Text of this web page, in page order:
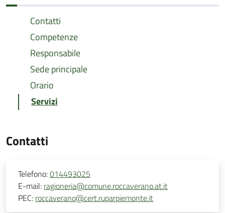
Contatti
Competenze
Responsabile
Sede principale
Orario
Servizi
Contatti
Telefono:014493025
E-mail: ragioneria@comune.roccaverano.at.it
PEC: roccaverano@cert.ruparpiemonte.it